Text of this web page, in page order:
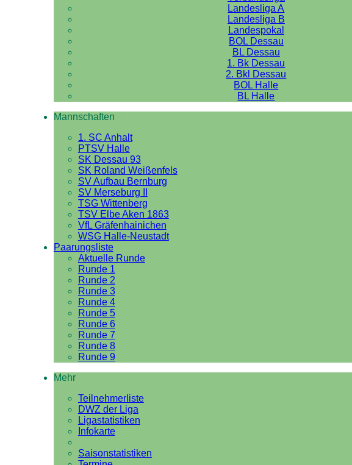
Landesliga A
Landesliga B
Landespokal
BOL Dessau
BL Dessau
1. Bk Dessau
2. Bkl Dessau
BOL Halle
BL Halle
Mannschaften
1. SC Anhalt
PTSV Halle
SK Dessau 93
SK Roland Weißenfels
SV Aufbau Bernburg
SV Merseburg II
TSG Wittenberg
TSV Elbe Aken 1863
VfL Gräfenhainichen
WSG Halle-Neustadt
Paarungsliste
Aktuelle Runde
Runde 1
Runde 2
Runde 3
Runde 4
Runde 5
Runde 6
Runde 7
Runde 8
Runde 9
Mehr
Teilnehmerliste
DWZ der Liga
Ligastatistiken
Infokarte
Saisonstatistiken